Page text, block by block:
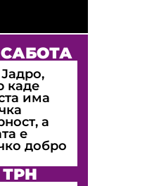
каде
има
а
е
добро